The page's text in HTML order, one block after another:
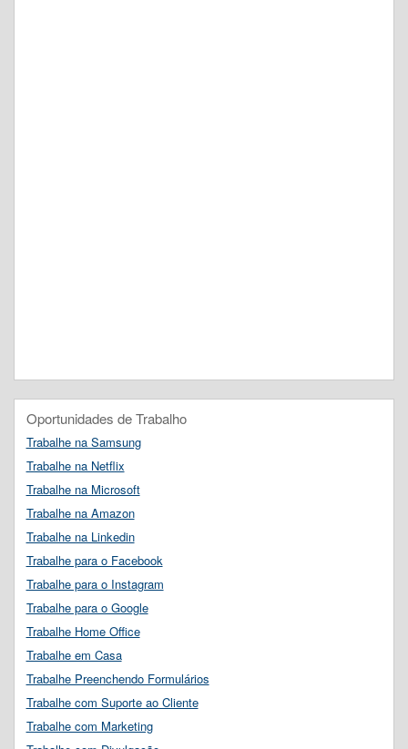
Oportunidades de Trabalho
Trabalhe na Samsung
Trabalhe na Netflix
Trabalhe na Microsoft
Trabalhe na Amazon
Trabalhe na Linkedin
Trabalhe para o Facebook
Trabalhe para o Instagram
Trabalhe para o Google
Trabalhe Home Office
Trabalhe em Casa
Trabalhe Preenchendo Formulários
Trabalhe com Suporte ao Cliente
Trabalhe com Marketing